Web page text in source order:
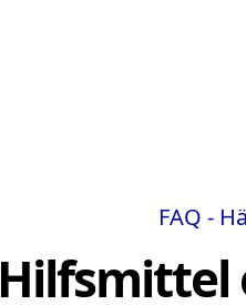
FAQ -
Hilfsmittel